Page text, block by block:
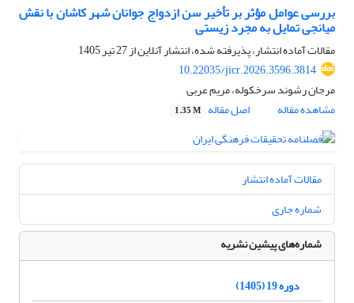
بررسی عوامل مؤثر بر تأخیر سن ازدواج جوانان شهر کاشان با نقش
میانجی تمایل به مجرد زیستی
مقالات آماده انتشار، پذیرفته شده، انتشار آنلاین از27 تیر 1405
10.22035/jicr.2026.3596.3814
مرجان رشوند سرخکوله، مریم عربی
مشاهده مقاله
اصل مقاله 1.35 M
مقالات آماده انتشار
شماره جاری
شماره‌های پیشین نشریه
دوره 19 (1405)